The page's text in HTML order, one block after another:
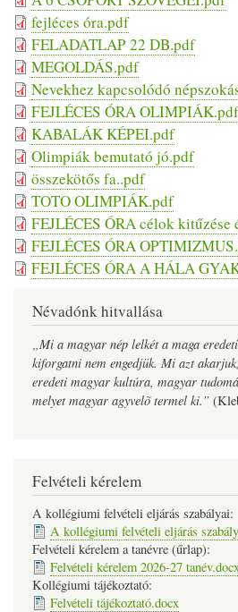
fejléces óra.pdf
FELADATLAP 22 DB.pdf
MEGOLDÁS.pdf
Nevekhez kapcsolódó
FEJLÉCES ÓRA OLIMPIÁK.pdf
KABALÁK KÉPEI.pdf
Olimpiák bemutató jó.pdf
összekötős fa..pdf
TOTO OLIMPIÁK.pdf
FEJLÉCES ÓRA célok kitűzése
FEJLÉCES ÓRA
FEJLÉCES ÓRA A HÁLA
Névadónk hitvallása
„Mi a magyar nép lelkét a maga
kiforgatni nem engedjük. Mi azt
eredeti magyar kultúra, magyar
melyet magyar agyvelõ termel ki.”
Felvételi kérelem
A kollégiumi felvételi eljárás szabályai:
A kollégiumi felvételi eljárás
Felvételi kérelem a tanévre (űrlap):
Felvételi kérelem 2026-27
Kollégiumi tájékoztató:
Felvételi tájékoztató.docx